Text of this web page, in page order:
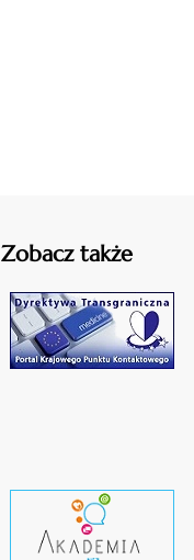
Zobacz także
czytaj
czytaj